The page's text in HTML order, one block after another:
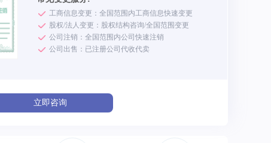
工商信息变更：全国范围内工商信息快速变更
股权/法人变更：股权结构咨询/全国范围变更
公司注销：全国范围内公司快速注销
公司出售：已注册公司代收代卖
立即咨询